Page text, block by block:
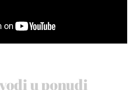
u ponudi